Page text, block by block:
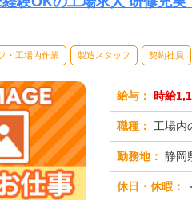
・工場内作業 製造スタッフ 契約社員
給与： 時給
職種： 工場内
勤務地： 静岡
休日・休暇：